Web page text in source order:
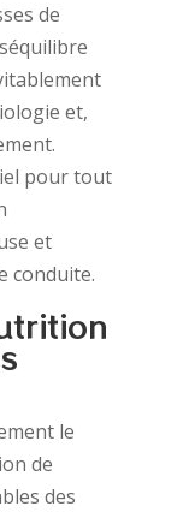
de
et,
pour tout
et
conduite.
le
de
des